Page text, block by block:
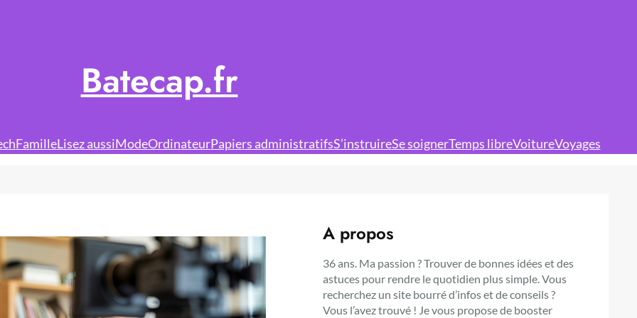
Batecap.fr
FamilleLisez aussiModeOrdinateurPapiers administratifsS’instruireSe soignerTemps libreVoitureVoyages
A propos
36 ans. Ma passion ? Trouver de bonnes idées et des
astuces pour rendre le quotidien plus simple. Vous
recherchez un site bourré d’infos et de conseils ?
Vous l’avez trouvé ! Je vous propose de booster